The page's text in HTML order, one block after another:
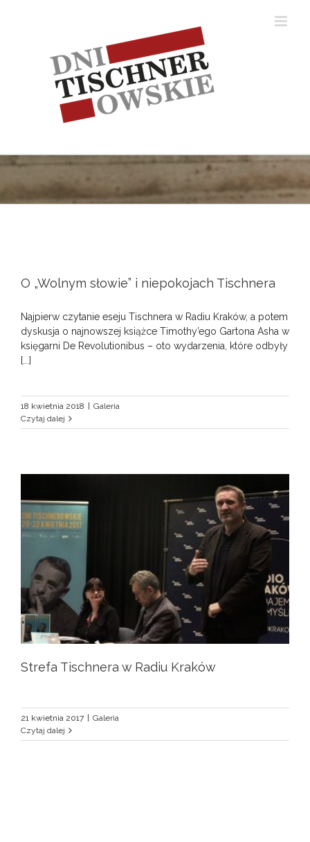
O „Wolnym słowie” i niepokojach Tischnera
Najpierw czytanie eseju Tischnera w Radiu Kraków, a potem
dyskusja o najnowszej książce Timothy’ego Gartona Asha w
księgarni De Revolutionibus – oto wydarzenia, które odbyły
[...]
18 kwietnia 2018
Galeria
Czytaj dalej
Strefa Tischnera w Radiu Kraków
21 kwietnia 2017
Galeria
Czytaj dalej